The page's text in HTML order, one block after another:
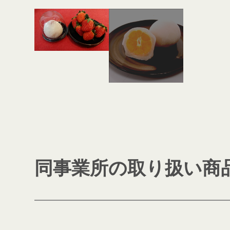
同事業所の取り扱い商